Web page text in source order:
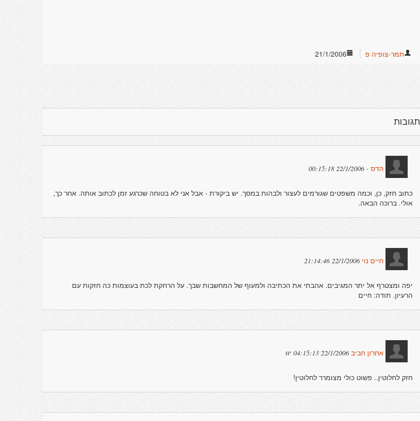
21/1/2006 תמר-צופיה פ
תגובות
הדס - 22/1/2006 00:15:18
כתוב חזק, כן, וכמה משפטים שגורמים לעצור ולבהות במסך. יש ביקורת - אבל אני לא בטוחה שכרגע זמן לכתוב אותה. אחר כך,
אולי. ברוכה הבאה.
חיים נוי 22/1/2006 21:14:46
יפה ומצטרף אל יתר המגיבים. אהבתי את הכתיבה ולמעוף של המחשבות שבך. על הרחקת לכת בעוצמות כה חזקות עם
הרעיון. תודה: חיים
אחרון חביב 22/1/2006 04:15:13 יוו
חזק לחלוטין.. פשוט כולי מצומרר לחלוטין!